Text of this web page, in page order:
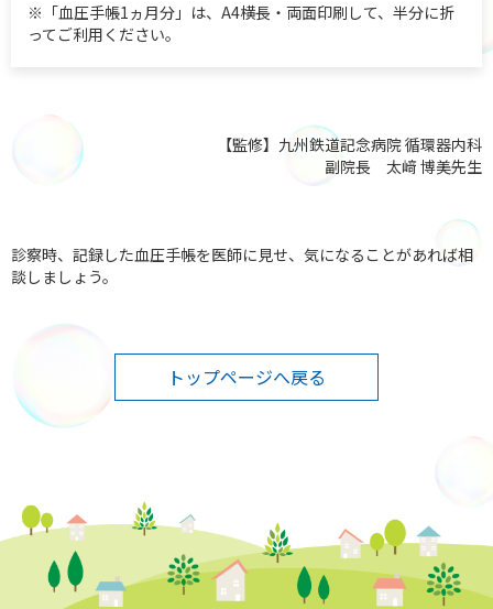
※「⾎圧⼿帳1ヵ⽉分」は、A4横⻑‧両⾯印刷して、半分に折
ってご利⽤ください。
【監修】九州鉄道記念病院 循環器内科
副院長 太﨑 博美先生
診察時、記録した血圧手帳を医師に見せ、気になることがあれば相
談しましょう。
トップページへ戻る